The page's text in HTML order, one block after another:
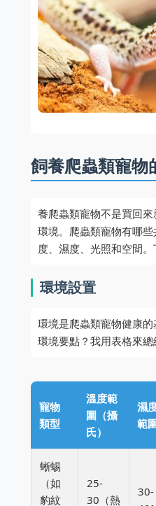
飼養爬蟲類寵物
養爬蟲類寵物不是買回
環境。爬蟲類寵物有哪
度、濕度、光照和空間。
環境設置
環境是爬蟲類寵物健康
環境要點？我用表格來總
寵物
類型
溫度範
圍（攝
氏）
濕
範
蜥蜴
（如
豹紋
25-
30（熱
30-